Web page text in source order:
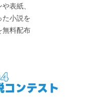
表紙、
小説を
無料配布
コンテスト